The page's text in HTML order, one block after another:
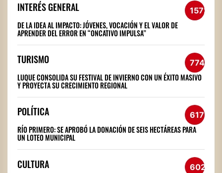
INTERÉS GENERAL 1572
DE LA IDEA AL IMPACTO: JÓVENES, VOCACIÓN Y EL VALOR DE
APRENDER DEL ERROR EN “ONCATIVO IMPULSA”
TURISMO 774
LUQUE CONSOLIDA SU FESTIVAL DE INVIERNO CON UN ÉXITO MASIVO
Y PROYECTA SU CRECIMIENTO REGIONAL
POLÍTICA 617
RÍO PRIMERO: SE APROBÓ LA DONACIÓN DE SEIS HECTÁREAS PARA
UN LOTEO MUNICIPAL
CULTURA 602